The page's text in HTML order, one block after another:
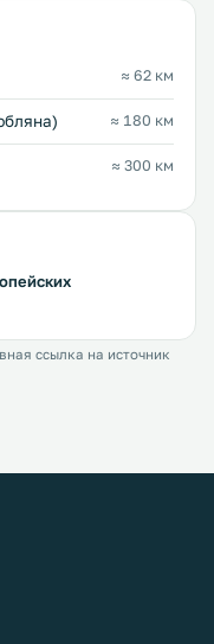
≈ 62 км
≈ 180 км
≈ 300 км
ссылка на источник